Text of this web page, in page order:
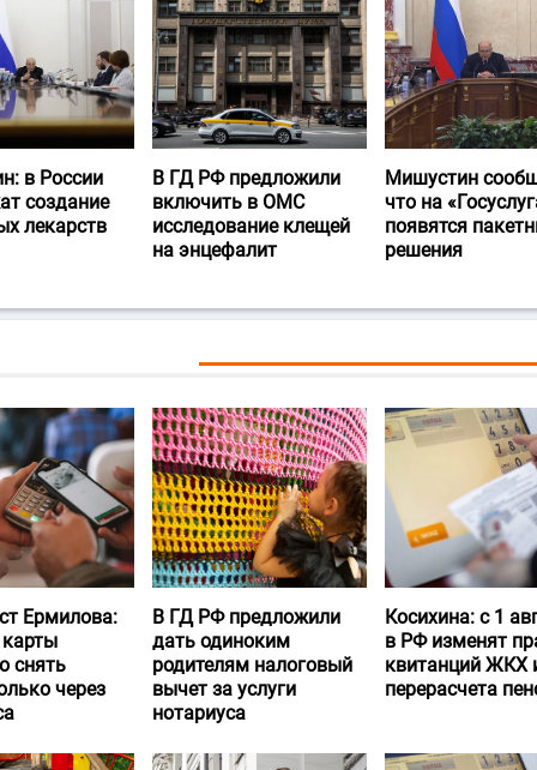
в России
создание
лекарств
В ГД РФ предложили
включить в ОМС
исследование клещей
на энцефалит
Мишустин
что на
появятся
решения
Ермилова:
карты
снять
через
В ГД РФ предложили
дать одиноким
родителям налоговый
вычет за услуги
нотариуса
Косихина: с 1
в РФ изменят
квитанций ЖКХ
перерасчета